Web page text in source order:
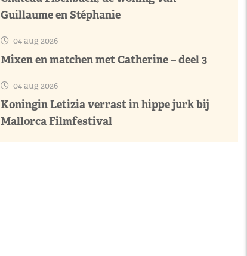
Guillaume en Stéphanie
04 aug 2026
Mixen en matchen met Catherine – deel 3
04 aug 2026
Koningin Letizia verrast in hippe jurk bij
Mallorca Filmfestival